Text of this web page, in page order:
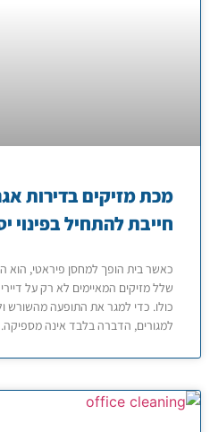
מכת מזיקים בדירות
חייבת להתחיל בפינוי
כאשר בית הופך למחסן פיראטי, הוא
שלל מזיקים המאיימים לא רק על
כולו. כדי למגר את התופעה מהשורש
למגורים, הדברה בלבד אינה מספיקה.